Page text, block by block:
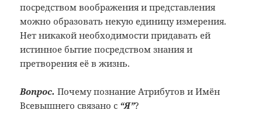
посредством воображения и представления
можно образовать некую единицу измерения.
Нет никакой необходимости придавать ей
истинное бытие посредством знания и
претворения её в жизнь.
Вопрос. Почему познание Атрибутов и Имён
Всевышнего связано с “Я”?